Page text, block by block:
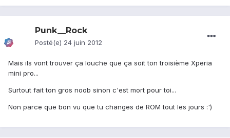
Punk__Rock
Posté(e) 24 juin 2012
Mais ils vont trouver ça louche que ça soit ton troisième Xperia
mini pro...
Surtout fait ton gros noob sinon c'est mort pour toi...
Non parce que bon vu que tu changes de ROM tout les jours :')